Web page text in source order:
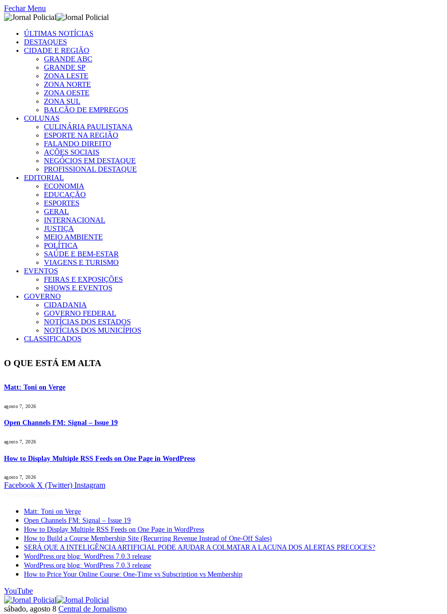
Fechar Menu
ÚLTIMAS NOTÍCIAS
DESTAQUES
CIDADE E REGIÃO
GRANDE ABC
GRANDE SP
ZONA LESTE
ZONA NORTE
ZONA OESTE
ZONA SUL
BALCÃO DE EMPREGOS
COLUNAS
CULINÁRIA PAULISTANA
ESPORTE NA REGIÃO
FALANDO DIREITO
AÇÕES SOCIAIS
NEGÓCIOS EM DESTAQUE
PROFISSIONAL DESTAQUE
EDITORIAL
ECONOMIA
EDUCAÇÃO
ESPORTES
GERAL
INTERNACIONAL
JUSTIÇA
MEIO AMBIENTE
POLÍTICA
SAÚDE E BEM-ESTAR
VIAGENS E TURISMO
EVENTOS
FEIRAS E EXPOSIÇÕES
SHOWS E EVENTOS
GOVERNO
CIDADANIA
GOVERNO FEDERAL
NOTÍCIAS DOS ESTADOS
NOTÍCIAS DOS MUNICÍPIOS
CLASSIFICADOS
O QUE ESTÁ EM ALTA
Matt: Toni on Verge
agosto 7, 2026
Open Channels FM: Signal – Issue 19
agosto 7, 2026
How to Display Multiple RSS Feeds on One Page in WordPress
agosto 7, 2026
Facebook X (Twitter) Instagram
Matt: Toni on Verge
Open Channels FM: Signal – Issue 19
How to Display Multiple RSS Feeds on One Page in WordPress
How to Build a Course Membership Site (Recurring Revenue Instead of One-Off Sales)
SERÁ QUE A INTELIGÊNCIA ARTIFICIAL PODE AJUDAR A COLMATAR A LACUNA DOS ALERTAS PRECOCES?
WordPress.org blog: WordPress 7.0.3 release
WordPress.org blog: WordPress 7.0.3 release
How to Price Your Online Course: One-Time vs Subscription vs Membership
YouTube
sábado, agosto 8 Central de Jornalismo